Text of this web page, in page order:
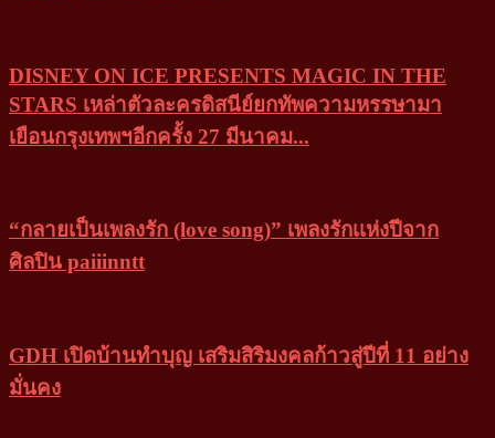
DISNEY ON ICE PRESENTS MAGIC IN THE
STARS เหล่าตัวละครดิสนีย์ยกทัพความหรรษามา
เยือนกรุงเทพฯอีกครั้ง 27 มีนาคม...
“กลายเป็นเพลงรัก (love song)” เพลงรักเเห่งปีจาก
ศิลปิน paiiinntt
GDH เปิดบ้านทำบุญ เสริมสิริมงคลก้าวสู่ปีที่ 11 อย่าง
มั่นคง